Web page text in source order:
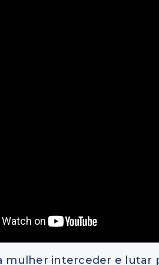
mulher interceder e lutar